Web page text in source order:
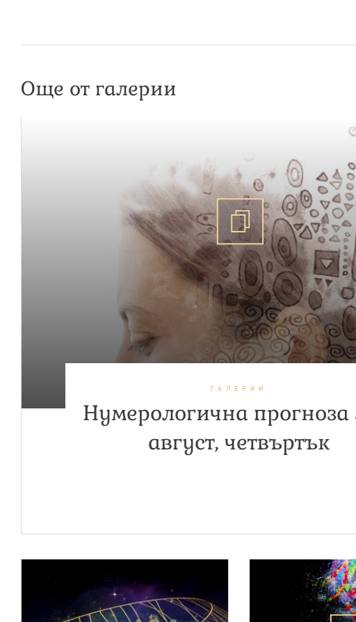
Още от галерии
ГАЛЕРИИ
Нумерологична прогноза
август, четвъртък